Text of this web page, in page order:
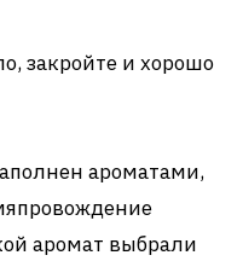
закройте и хорошо
ароматами,
аромат выбрали